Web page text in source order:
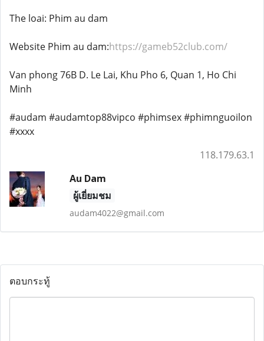
The loai: Phim au dam
Website Phim au dam:https://gameb52club.com/
Van phong 76B D. Le Lai, Khu Pho 6, Quan 1, Ho Chi
Minh
#audam #audamtop88vipco #phimsex #phimnguoilon
#xxxx
118.179.63.1
Au Dam
ผู้เยี่ยมชม
audam4022@gmail.com
ตอบกระทู้